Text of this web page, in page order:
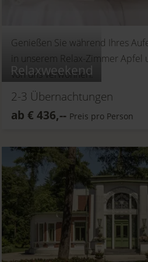
Relaxweekend
Genießen Sie während Ihres
in unserem Relax-Zimmer Apfel
von uns verwöhnen.
2-3 Übernachtungen
ab € 436,-- Preis pro Person